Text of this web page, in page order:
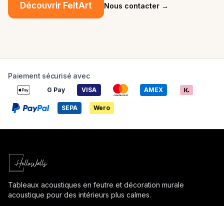
Découvrir FeltArt Nous contacter →
Paiement sécurisé avec
G Pay VISA AMEX
SEPA Wero
Tableaux acoustiques en feutre et décoration murale
acoustique pour des intérieurs plus calmes.